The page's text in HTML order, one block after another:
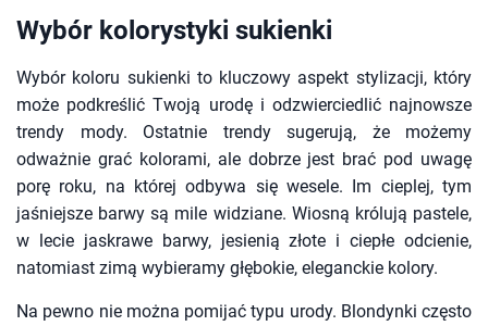
Wybór kolorystyki sukienki
Wybór koloru sukienki to kluczowy aspekt stylizacji, który
może podkreślić Twoją urodę i odzwierciedlić najnowsze
trendy mody. Ostatnie trendy sugerują, że możemy
odważnie grać kolorami, ale dobrze jest brać pod uwagę
porę roku, na której odbywa się wesele. Im cieplej, tym
jaśniejsze barwy są mile widziane. Wiosną królują pastele,
w lecie jaskrawe barwy, jesienią złote i ciepłe odcienie,
natomiast zimą wybieramy głębokie, eleganckie kolory.
Na pewno nie można pomijać typu urody. Blondynki często